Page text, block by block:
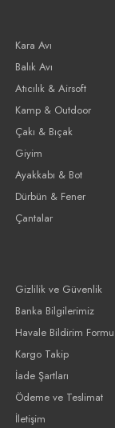
Kara Avı
Balık Avı
Atıcılık & Airsoft
Kamp & Outdoor
Çakı & Bıçak
Giyim
Ayakkabı & Bot
Dürbün & Fener
Çantalar
Gizlilik ve Güvenlik
Banka Bilgilerimiz
Havale Bildirim Formu
Kargo Takip
İade Şartları
Ödeme ve Teslimat
İletişim